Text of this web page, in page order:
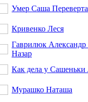
Умер Саша
Кривенко Леся
Гаврилюк Александр
Назар
Как дела у Сашеньки
Мурашко Наташа